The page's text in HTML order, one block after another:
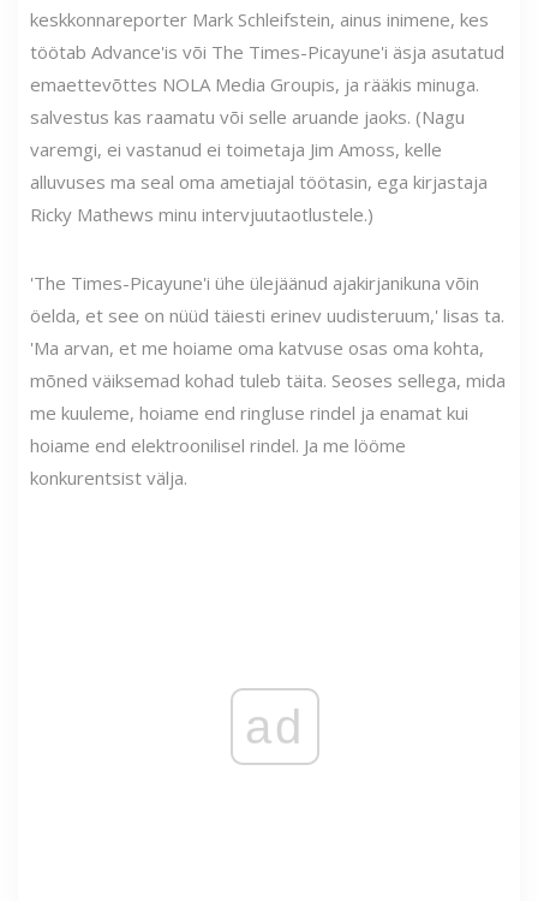
keskkonnareporter Mark Schleifstein, ainus inimene, kes
töötab Advance'is või The Times-Picayune'i äsja asutatud
emaettevõttes NOLA Media Groupis, ja rääkis minuga.
salvestus kas raamatu või selle aruande jaoks. (Nagu
varemgi, ei vastanud ei toimetaja Jim Amoss, kelle
alluvuses ma seal oma ametiajal töötasin, ega kirjastaja
Ricky Mathews minu intervjuutaotlustele.)
'The Times-Picayune'i ühe ülejäänud ajakirjanikuna võin
öelda, et see on nüüd täiesti erinev uudisteruum,' lisas ta.
'Ma arvan, et me hoiame oma katvuse osas oma kohta,
mõned väiksemad kohad tuleb täita. Seoses sellega, mida
me kuuleme, hoiame end ringluse rindel ja enamat kui
hoiame end elektroonilisel rindel. Ja me lööme
konkurentsist välja.
ad